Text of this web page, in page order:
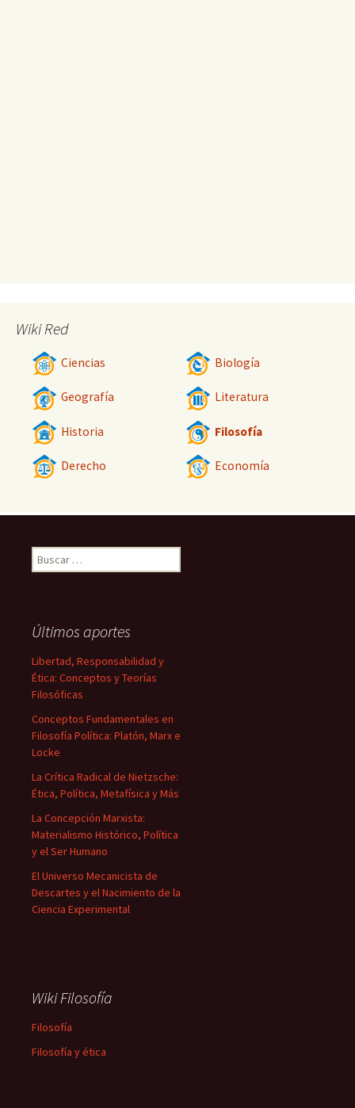
Wiki Red
Ciencias Biología
Geografía Literatura
Historia Filosofía
Derecho Economía
Buscar:
Últimos aportes
Libertad, Responsabilidad y
Ética: Conceptos y Teorías
Filosóficas
Conceptos Fundamentales en
Filosofía Política: Platón, Marx e
Locke
La Crítica Radical de Nietzsche:
Ética, Política, Metafísica y Más
La Concepción Marxista:
Materialismo Histórico, Política
y el Ser Humano
El Universo Mecanicista de
Descartes y el Nacimiento de la
Ciencia Experimental
Wiki Filosofía
Filosofía
Filosofía y ética